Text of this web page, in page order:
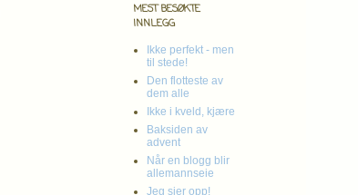
MEST BESØKTE
INNLEGG
Ikke perfekt - men
til stede!
Den flotteste av
dem alle
Ikke i kveld, kjære
Baksiden av
advent
Når en blogg blir
allemannseie
Jeg sier opp!